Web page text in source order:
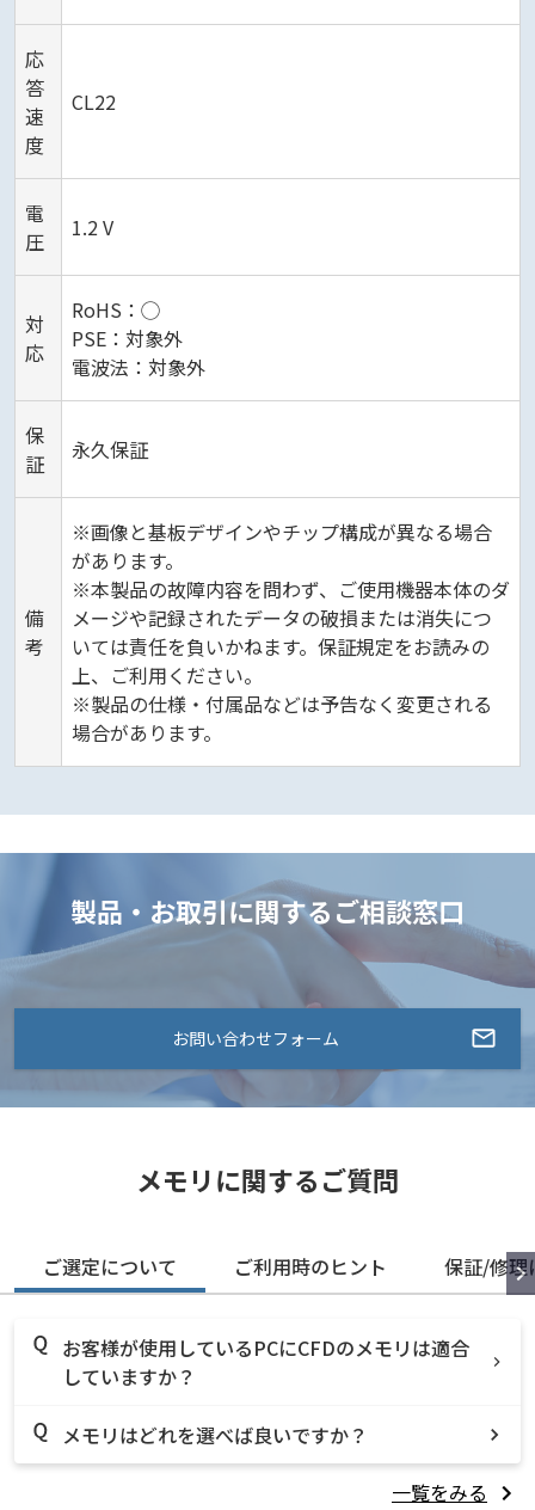
応
答
速
度
CL22
電
圧
1.2 V
対
応
RoHS：◯
PSE：対象外
電波法：対象外
保
証
永久保証
備
考
※画像と基板デザインやチップ構成が異なる場合
があります。
※本製品の故障内容を問わず、ご使用機器本体のダ
メージや記録されたデータの破損または消失につ
いては責任を負いかねます。保証規定をお読みの
上、ご利用ください。
※製品の仕様・付属品などは予告なく変更される
場合があります。
製品・お取引に関するご相談窓口
お問い合わせフォーム
メモリに関するご質問
ご選定について ご利用時のヒント 保証/修理
お客様が使用しているPCにCFDのメモリは適合
していますか？
メモリはどれを選べば良いですか？
一覧をみる